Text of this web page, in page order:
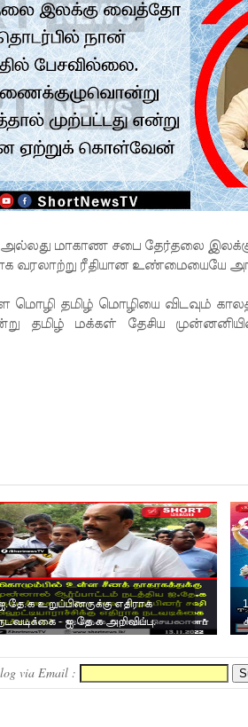
மாகாண சபை தேர்தலை
வரலாற்று ரீதியான உண்மையையே
தமிழ் மொழியை விடவும்
மக்கள் தேசிய முன்னனியின்
உறுப்பினருக்கு எதிராக
- ஐ.தே.க அறிவிப்பு.
via Email :